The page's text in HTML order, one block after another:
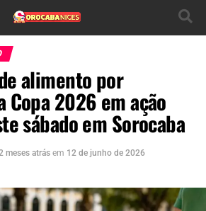
alimento por
2026 em ação
sábado em Sorocaba
meses atrás em 12 de junho de 2026